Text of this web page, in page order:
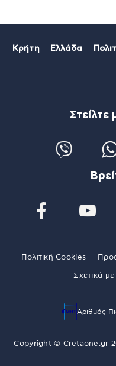
Κρήτη Ελλάδα
Στείλτε
Πολιτική Cookies
Σχετικά
Αριθμός
Copyright © Cretaone.gr